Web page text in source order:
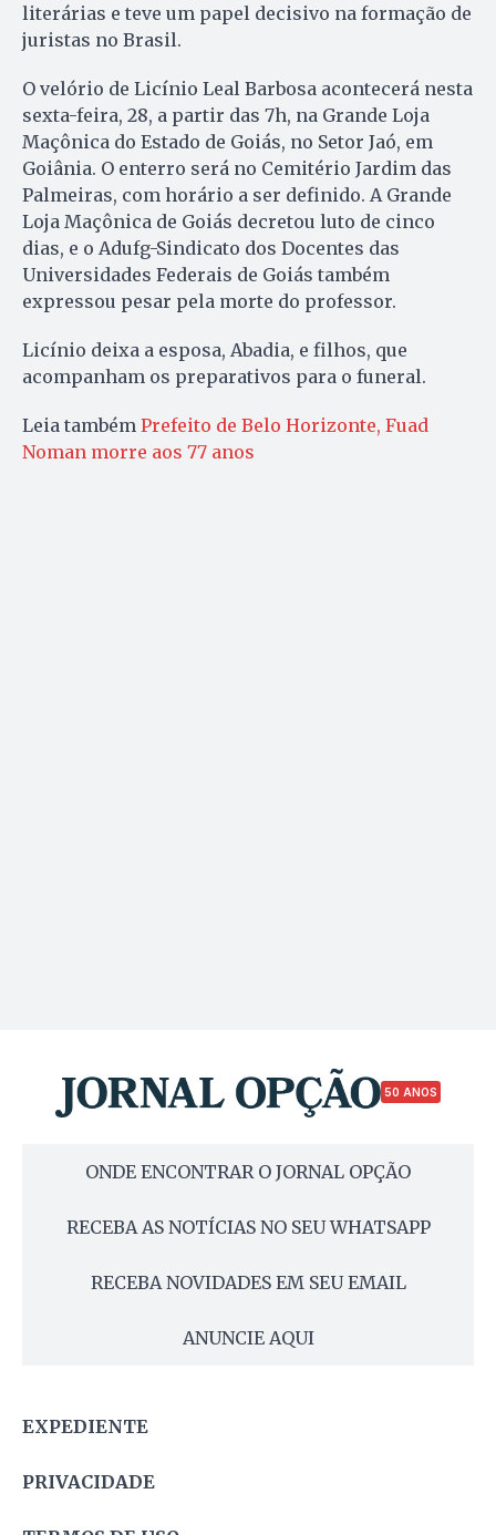
literárias e teve um papel decisivo na formação de
juristas no Brasil.
O velório de Licínio Leal Barbosa acontecerá nesta
sexta-feira, 28, a partir das 7h, na Grande Loja
Maçônica do Estado de Goiás, no Setor Jaó, em
Goiânia. O enterro será no Cemitério Jardim das
Palmeiras, com horário a ser definido. A Grande
Loja Maçônica de Goiás decretou luto de cinco
dias, e o Adufg-Sindicato dos Docentes das
Universidades Federais de Goiás também
expressou pesar pela morte do professor.
Licínio deixa a esposa, Abadia, e filhos, que
acompanham os preparativos para o funeral.
Leia também Prefeito de Belo Horizonte, Fuad
Noman morre aos 77 anos
50 ANOS
ONDE ENCONTRAR O JORNAL OPÇÃO
RECEBA AS NOTÍCIAS NO SEU WHATSAPP
RECEBA NOVIDADES EM SEU EMAIL
ANUNCIE AQUI
EXPEDIENTE
PRIVACIDADE